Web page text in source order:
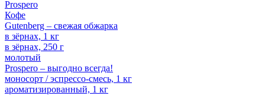
Prospero
Кофе
Gutenberg – свежая обжарка
в зёрнах, 1 кг
в зёрнах, 250 г
молотый
Prospero – выгодно всегда!
моносорт / эспрессо-смесь, 1 кг
ароматизированный, 1 кг